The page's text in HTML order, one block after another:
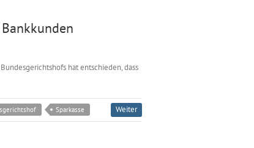
hat entschieden, dass
Sparkasse Weiter